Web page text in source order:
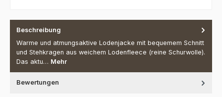
Beschreibung
Warme und atmungsaktive Lodenjacke mit bequemem Schnitt
und Stehkragen aus weichem Lodenfleece (reine Schurwolle).
Das aktu… Mehr
Bewertungen